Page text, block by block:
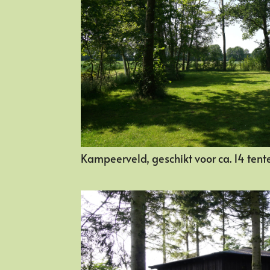
Kampeerveld, geschikt voor ca. 14